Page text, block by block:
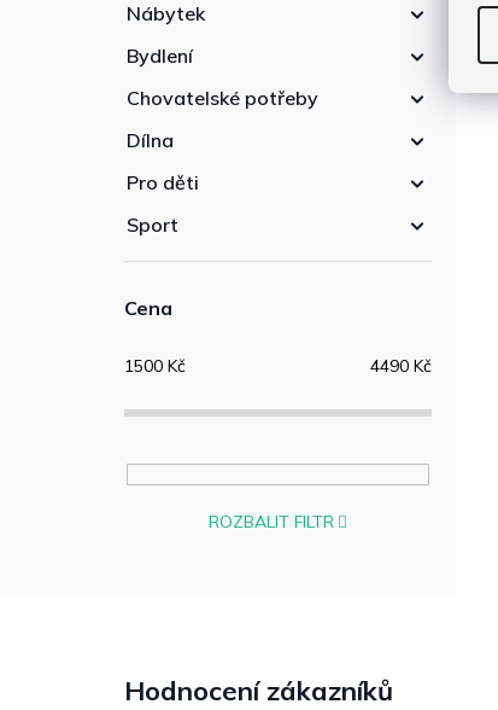
Nábytek
Bydlení
Chovatelské potřeby
Dílna
Pro děti
Sport
Cena
1500 Kč 4490 Kč
ROZBALIT FILTR
Hodnocení zákazníků